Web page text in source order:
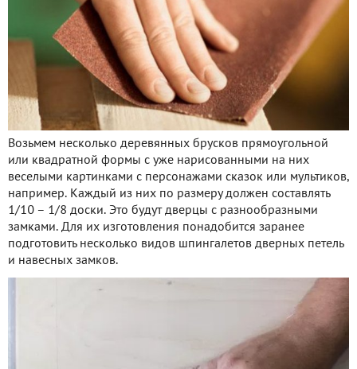
Возьмем несколько деревянных брусков прямоугольной
или квадратной формы с уже нарисованными на них
веселыми картинками с персонажами сказок или мультиков,
например. Каждый из них по размеру должен составлять
1/10 – 1/8 доски. Это будут дверцы с разнообразными
замками. Для их изготовления понадобится заранее
подготовить несколько видов шпингалетов дверных петель
и навесных замков.